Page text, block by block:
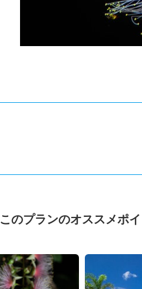
このプランのオススメポイ